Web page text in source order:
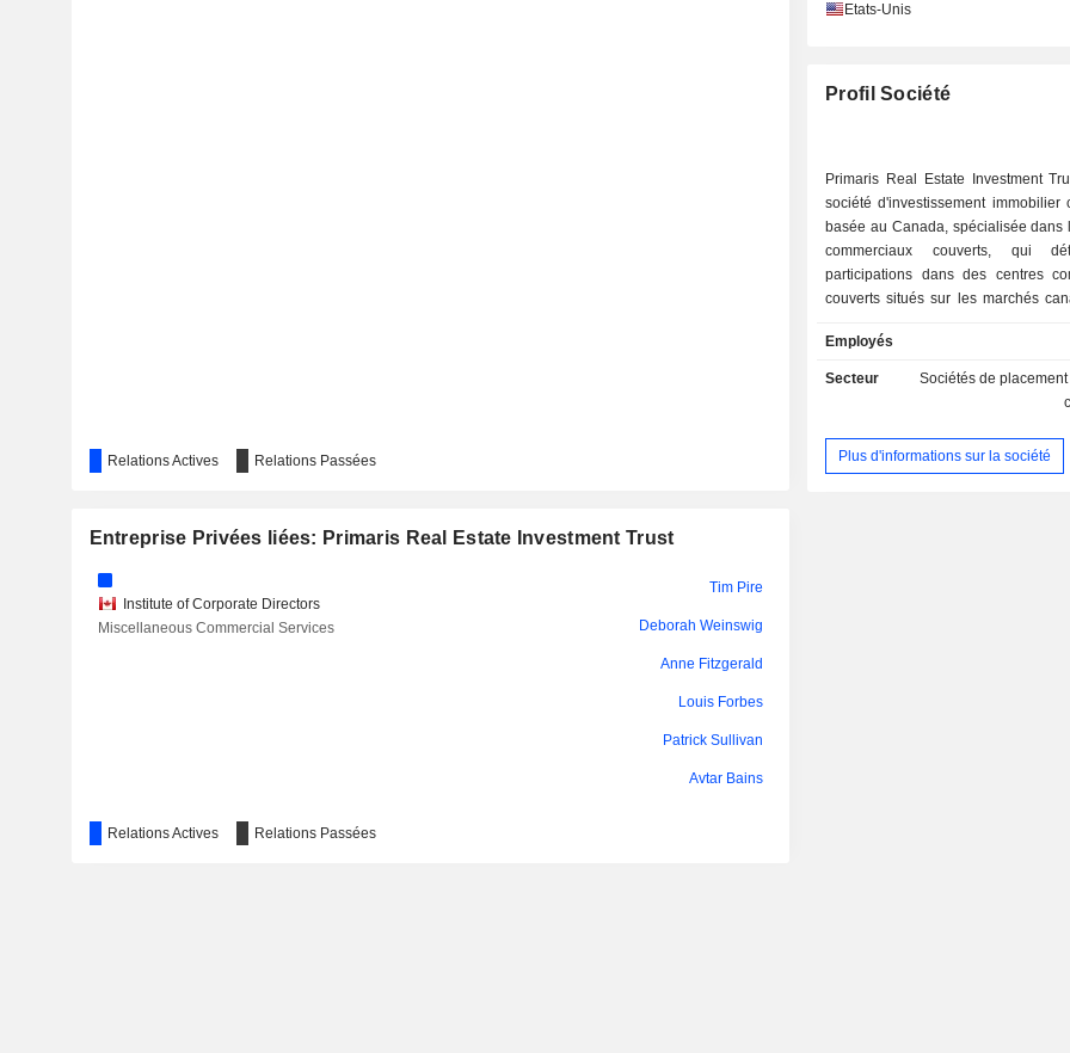
Relations Actives Relations Passées
Entreprise Privées liées: Primaris Real Estate Investment Trust
Institute of Corporate Directors
Miscellaneous Commercial Services
Tim Pire
Deborah Weinswig
Anne Fitzgerald
Louis Forbes
Patrick Sullivan
Avtar Bains
Relations Actives Relations Passées
Etats-Unis
Profil Société
Primaris Real Estate Investment
société d'investissement immobilier
basée au Canada, spécialisée dans
commerciaux couverts, qui
participations dans des centres
couverts situés sur les marchés
biens immobiliers
portefeuille totalise environ 1,4 million
carrés. Ce portefeuille comprend
Mall, le Dufferin Mall, Les
Capitale, le Grant Park Shopping
Employés
Secteur
Sociétés de
Plus d'informations sur la société